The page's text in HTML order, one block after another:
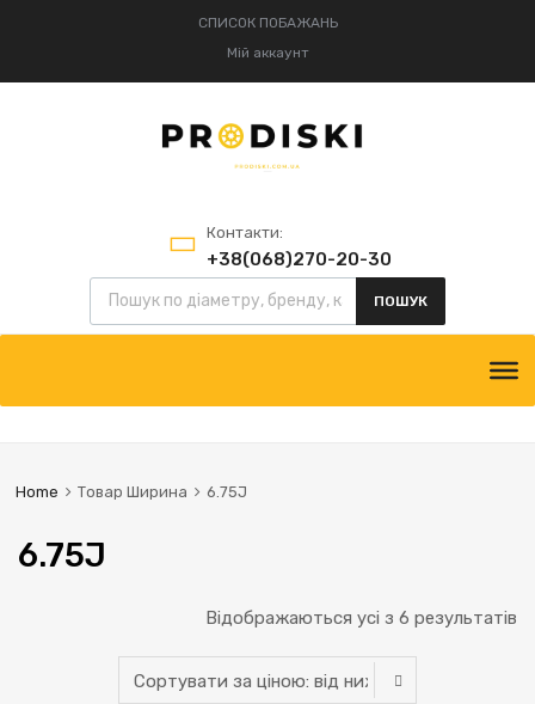
СПИСОК ПОБАЖАНЬ
Мій аккаунт
Контакти:
+38(068)270-20-30
+38(095)834-52-75
Пошук товарів
ПОШУК
content
Home Товар Ширина 6.75J
6.75J
Відображаються усі з 6 результатів